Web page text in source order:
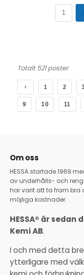
Totalt 521 poster
1 2
9 10 11
Om oss
HESSA startade 1969
av underhålls- och
har varit att ta fram bra
möjliga kostnader.
HESSA® är sedan
Kemi AB.
I och med detta
ytterligare med